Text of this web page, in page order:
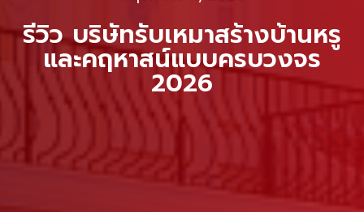
รีวิว บริษัทรับเหมาสร้างบ้านหรู
และคฤหาสน์แบบครบวงจร
2026